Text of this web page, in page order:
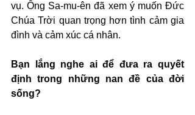
vụ. Ông Sa-mu-ên đã xem ý muốn Đức
Chúa Trời quan trọng hơn tình cảm gia
đình và cảm xúc cá nhân.
Bạn lắng nghe ai để đưa ra quyết
định trong những nan đề của đời
sống?